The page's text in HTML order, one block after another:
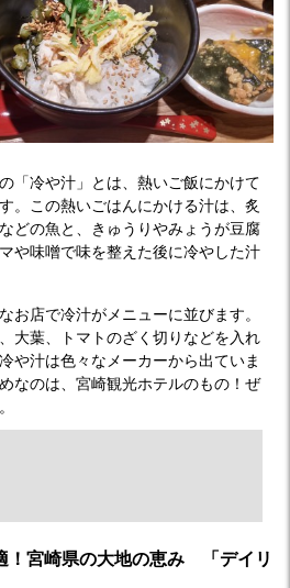
「冷や汁」とは、熱いご飯にかけて
。この熱いごはんにかける汁は、炙
どの魚と、きゅうりやみょうが豆腐
や味噌で味を整えた後に冷やした汁
お店で冷汁がメニューに並びます。
大葉、トマトのざく切りなどを入れ
や汁は色々なメーカーから出ていま
なのは、宮崎観光ホテルのもの！ぜ
！宮崎県の大地の恵み 「デイリ